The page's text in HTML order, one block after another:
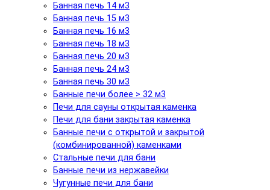
Банная печь 14 м3
Банная печь 15 м3
Банная печь 16 м3
Банная печь 18 м3
Банная печь 20 м3
Банная печь 24 м3
Банная печь 30 м3
Банные печи более > 32 м3
Печи для сауны открытая каменка
Печи для бани закрытая каменка
Банные печи с открытой и закрытой
(комбинированной) каменками
Стальные печи для бани
Банные печи из нержавейки
Чугунные печи для бани